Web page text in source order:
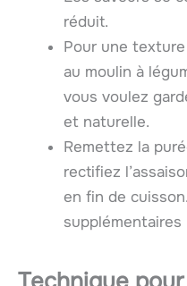
réduit.
Pour une
au moulin à
vous voulez
et naturelle.
Remettez la
rectifiez
en fin de
supplémentaires